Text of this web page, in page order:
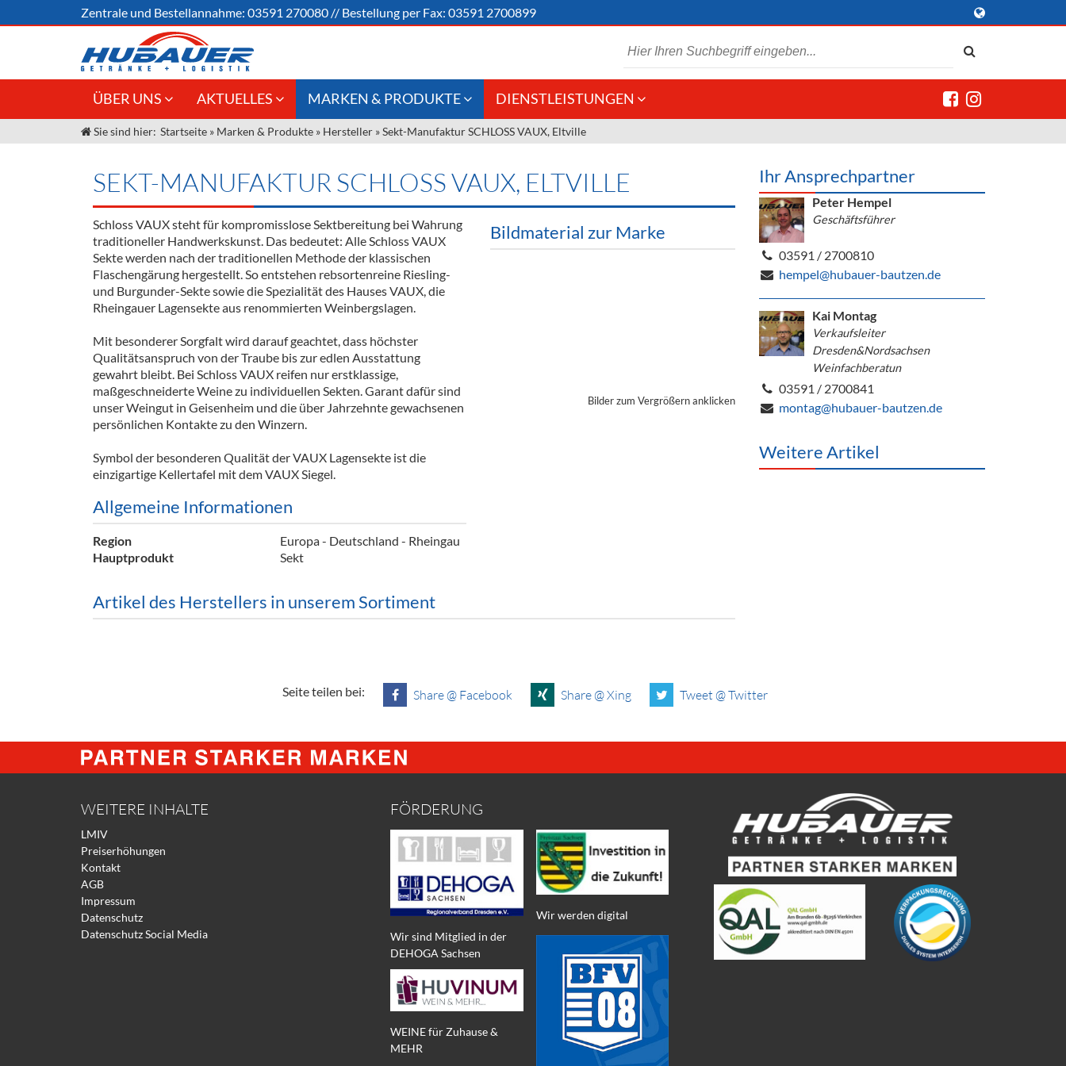
Zentrale und Bestellannahme: 03591 270080 // Bestellung per Fax: 03591 2700899
ÜBER UNS
Jobs
Unser Team
Kontakt
AKTUELLES
Angebote Gastronomie &
Gastronomie
Innovation - Die Neue Art des
Bierzapfens "DroughtMaster"
Neuigkeiten
Termine
MARKEN & PRODUKTE
Weine & Schaumwein
Spirituosen
Bier
Fassbier + Zubehör
Alkoholfreie Getränke
Öle & Küchenartikel
Kaffee
Barzubehör
Equipment
Ausschankwagen
Kühlanhänger
Theken + Zubehör
Hygieneartikel & Desinfektion
DIENSTLEISTUNGEN
Kommisionskauf &
Fremddienstleistungen
Sie sind hier: Startseite » Marken & Produkte » Hersteller »Sekt-Manufaktur SCHLOSS VAUX, Eltville
SEKT-MANUFAKTUR SCHLOSS VAUX, ELTVILLE
Schloss VAUX steht für kompromisslose Sektbereitung bei Wahrung
traditioneller Handwerkskunst. Das bedeutet: Alle Schloss VAUX
Sekte werden nach der traditionellen Methode der klassischen
Flaschengärung hergestellt. So entstehen rebsortenreine Riesling-
und Burgunder-Sekte sowie die Spezialität des Hauses VAUX, die
Rheingauer Lagensekte aus renommierten Weinbergslagen.
Mit besonderer Sorgfalt wird darauf geachtet, dass höchster
Qualitätsanspruch von der Traube bis zur edlen Ausstattung
gewahrt bleibt. Bei Schloss VAUX reifen nur erstklassige,
maßgeschneiderte Weine zu individuellen Sekten. Garant dafür sind
unser Weingut in Geisenheim und die über Jahrzehnte gewachsenen
persönlichen Kontakte zu den Winzern.
Symbol der besonderen Qualität der VAUX Lagensekte ist die
einzigartige Kellertafel mit dem VAUX Siegel.
Allgemeine Informationen
Region
Europa - Deutschland - Rheingau
Hauptprodukt
Sekt
Bildmaterial zur Marke
Bilder zum Vergrößern anklicken
Artikel des Herstellers in unserem Sortiment
Ihr Ansprechpartner
Peter Hempel
Geschäftsführer
03591 / 2700810
hempel@hubauer-bautzen.de
Kai Montag
Verkaufsleiter
Dresden&Nordsachsen
Weinfachberatun
03591 / 2700841
montag@hubauer-bautzen.de
Weitere Artikel
Seite teilen bei: Share @ Facebook Share @ Xing Tweet @ Twitter
WEITERE INHALTE
LMIV
Preiserhöhungen
Kontakt
AGB
Impressum
Datenschutz
Datenschutz Social Media
FÖRDERUNG
Wir sind Mitglied in der
DEHOGA Sachsen
WEINE für Zuhause &
MEHR
Wir werden digital